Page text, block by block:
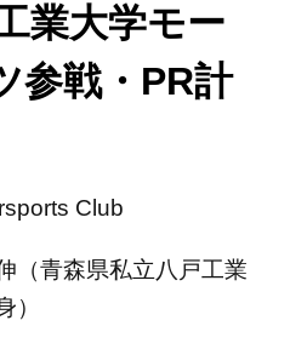
大学モー
参戦・PR計
Club
青森県私立八戸工業
）